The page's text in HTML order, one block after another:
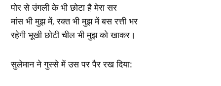
पोर से उंगली के भी छोटा है मेरा सर
मांस भी मुझ में, रक्त भी मुझ में बस रत्ती भर
रहेगी भूखी छोटी चील भी मुझ को खाकर।
सुलेमान ने गुस्‍से में उस पर पैर रख दिया: